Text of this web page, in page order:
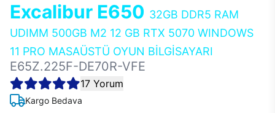
Excalibur E650 32GB DDR5 RAM
UDIMM 500GB M2 12 GB RTX 5070 WINDOWS
11 PRO MASAÜSTÜ OYUN BİLGİSAYARI
E65Z.225F-DE70R-VFE
17 Yorum
Kargo Bedava